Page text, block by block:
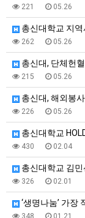
221 05.26
총신대학교 지
262 05.26
총신대, 단체헌
215 05.26
총신대, 해외봉
226 05.26
총신대학교
430 02.04
총신대학교 김
326 02.01
‘생명나눔’ 가장